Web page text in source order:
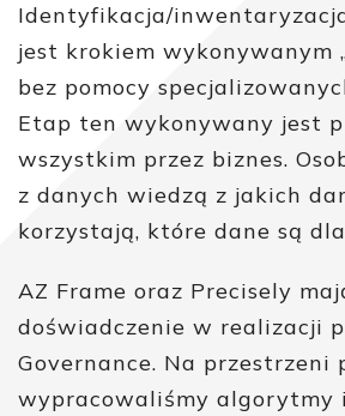
Identyfikacja/
jest krokiem wykonywanym
bez pomocy
Etap ten wykonywany jest
wszystkim przez biznes.
z danych wiedzą z jakich
korzystają, które dane są
AZ Frame oraz Precisely
doświadczenie w realizacji
Governance. Na przestrzeni
wypracowaliśmy algorytmy